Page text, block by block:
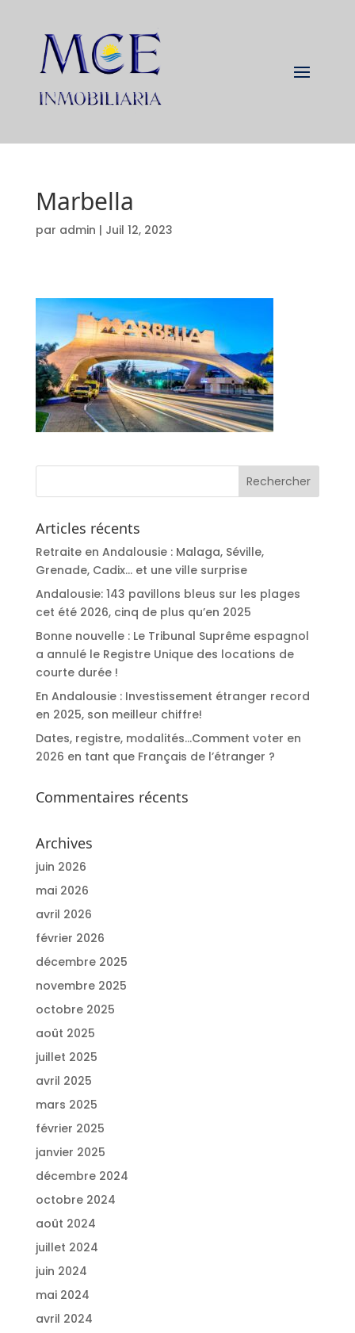
Marbella
par admin | Juil 12, 2023
Articles récents
Retraite en Andalousie : Malaga, Séville,
Grenade, Cadix… et une ville surprise
Andalousie: 143 pavillons bleus sur les plages
cet été 2026, cinq de plus qu’en 2025
Bonne nouvelle : Le Tribunal Suprême espagnol
a annulé le Registre Unique des locations de
courte durée !
En Andalousie : Investissement étranger record
en 2025, son meilleur chiffre!
Dates, registre, modalités…Comment voter en
2026 en tant que Français de l’étranger ?
Commentaires récents
Archives
juin 2026
mai 2026
avril 2026
février 2026
décembre 2025
novembre 2025
octobre 2025
août 2025
juillet 2025
avril 2025
mars 2025
février 2025
janvier 2025
décembre 2024
octobre 2024
août 2024
juillet 2024
juin 2024
mai 2024
avril 2024